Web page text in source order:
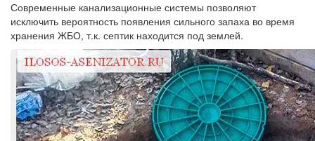
Современные канализационные системы позволяют
исключить вероятность появления сильного запаха во время
хранения ЖБО, т.к. септик находится под землей.